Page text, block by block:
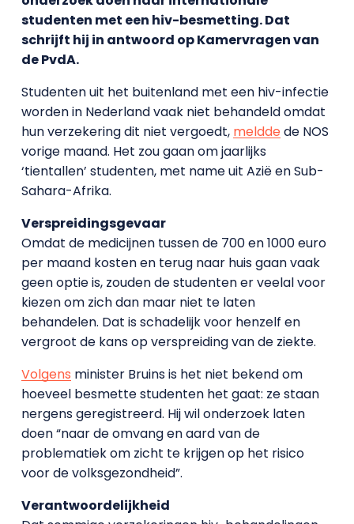
studenten met een hiv-besmetting. Dat
schrijft hij in antwoord op Kamervragen van
de PvdA.
Studenten uit het buitenland met een hiv-infectie
worden in Nederland vaak niet behandeld omdat
hun verzekering dit niet vergoedt, melddede NOS
vorige maand. Het zou gaan om jaarlijks
‘tientallen’ studenten, met name uit Azië en Sub-
Sahara-Afrika.
Verspreidingsgevaar
Omdat de medicijnen tussen de 700 en 1000 euro
per maand kosten en terug naar huis gaan vaak
geen optie is, zouden de studenten er veelal voor
kiezen om zich dan maar niet te laten
behandelen. Dat is schadelijk voor henzelf en
vergroot de kans op verspreiding van de ziekte.
Volgens minister Bruins is het niet bekend om
hoeveel besmette studenten het gaat: ze staan
nergens geregistreerd. Hij wil onderzoek laten
doen “naar de omvang en aard van de
problematiek om zicht te krijgen op het risico
voor de volksgezondheid”.
Verantwoordelijkheid